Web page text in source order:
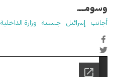
وسومـــــ
أجانب إسرائيل جنسية وزارة الداخلية